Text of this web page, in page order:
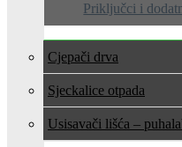
Priključci i
Cjepači drva
Sjeckalice otpada
Usisavači lišća – puhala